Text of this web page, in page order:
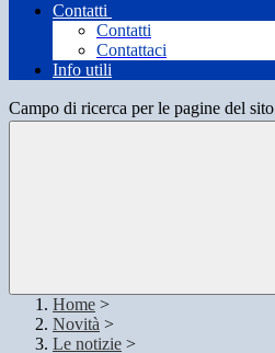
Contatti
Contatti
Contattaci
Info utili
Campo di ricerca per le pagine del sito
Home >
Novità >
Le notizie >